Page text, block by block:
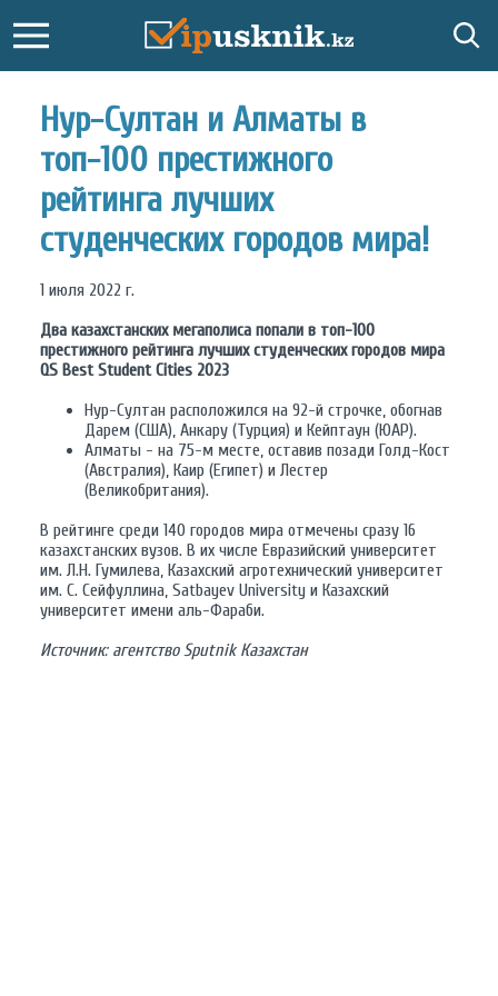
Нур-Султан и Алматы в
топ-100 престижного
рейтинга лучших
студенческих городов мира!
1 июля 2022 г.
Два казахстанских мегаполиса попали в топ-100
престижного рейтинга лучших студенческих городов мира
QS Best Student Cities 2023
Нур-Султан расположился на 92-й строчке, обогнав
Дарем (США), Анкару (Турция) и Кейптаун (ЮАР).
Алматы - на 75-м месте, оставив позади Голд-Кост
(Австралия), Каир (Египет) и Лестер
(Великобритания).
В рейтинге среди 140 городов мира отмечены сразу 16
казахстанских вузов. В их числе Евразийский университет
им. Л.Н. Гумилева, Казахский агротехнический университет
им. С. Сейфуллина, Satbayev University и Казахский
университет имени аль-Фараби.
Источник: агентство Sputnik Казахстан